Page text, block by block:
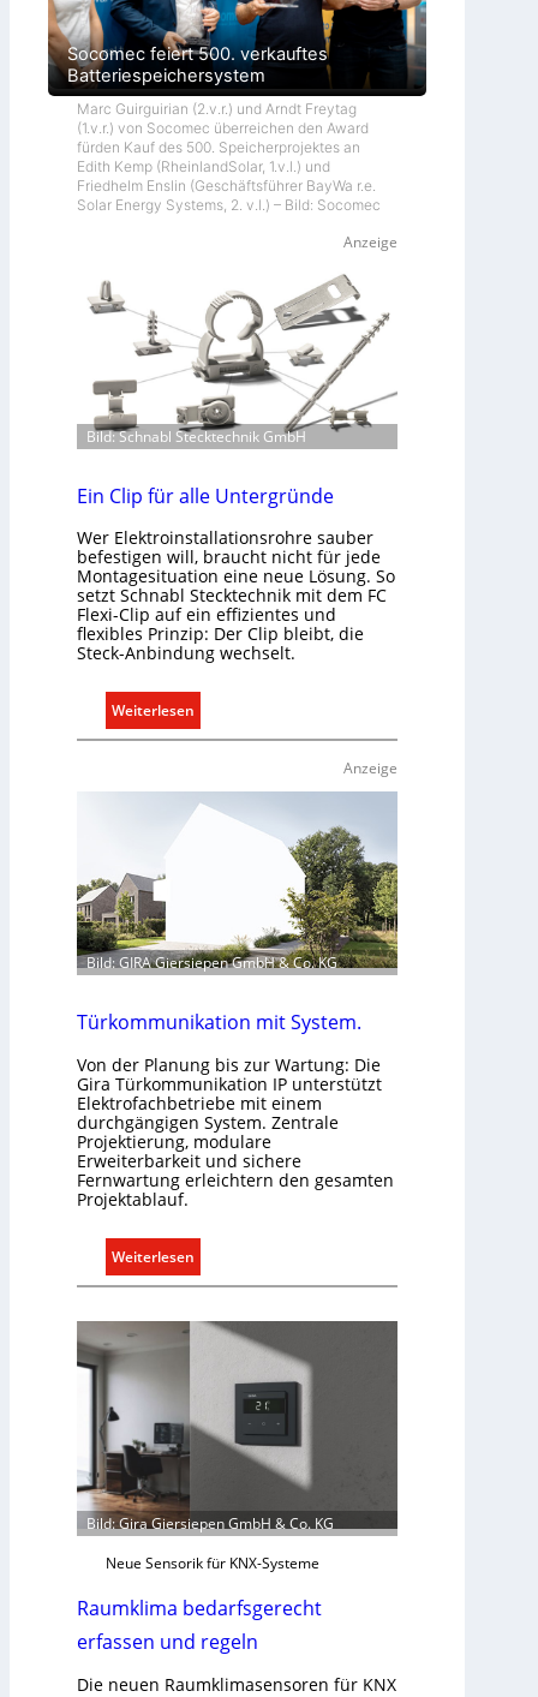
Socomec feiert 500. verkauftes
Batteriespeichersystem
Marc Guirguirian (2.v.r.) und Arndt Freytag
(1.v.r.) von Socomec überreichen den Award
fürden Kauf des 500. Speicherprojektes an
Edith Kemp (RheinlandSolar, 1.v.l.) und
Friedhelm Enslin (Geschäftsführer BayWa r.e.
Solar Energy Systems, 2. v.l.) – Bild: Socomec
Anzeige
Bild: Schnabl Stecktechnik GmbH
Ein Clip für alle Untergründe
Wer Elektroinstallationsrohre sauber
befestigen will, braucht nicht für jede
Montagesituation eine neue Lösung. So
setzt Schnabl Stecktechnik mit dem FC
Flexi-Clip auf ein effizientes und
flexibles Prinzip: Der Clip bleibt, die
Steck-Anbindung wechselt.
Weiterlesen
E
C
r
l
e
U
n
t
e
r
r
n
Anzeige
Bild: GIRA Giersiepen GmbH & Co. KG
Türkommunikation mit System.
Von der Planung bis zur Wartung: Die
Gira Türkommunikation IP unterstützt
Elektrofachbetriebe mit einem
durchgängigen System. Zentrale
Projektierung, modulare
Erweiterbarkeit und sichere
Fernwartung erleichtern den gesamten
Projektablauf.
Weiterlesen
T
m
i
k
a
i
o
m
Bild: Gira Giersiepen GmbH & Co. KG
Neue Sensorik für KNX-Systeme
Raumklima bedarfsgerecht
erfassen und regeln
Die neuen Raumklimasensoren für KNX